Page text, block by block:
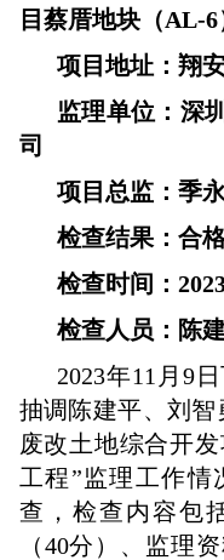
目蔡厝地块（AL-
项目地址：翔
监理单位：深
司
项目总监：季
检查结果：合
检查时间：
检查人员：陈
2023年11月9
抽调陈建平、刘智
废改土地综合开
工程”监理工作情
查，检查内容包
（40分）、监理